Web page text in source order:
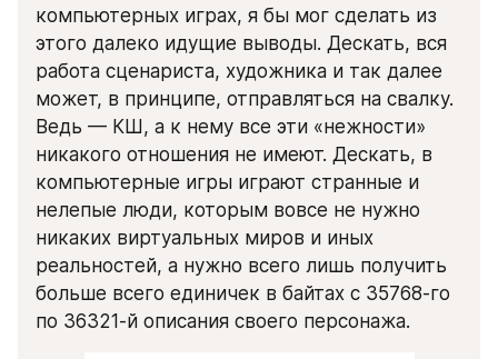
компьютерных играх, я бы мог сделать из
этого далеко идущие выводы. Дескать, вся
работа сценариста, художника и так далее
может, в принципе, отправляться на свалку.
Ведь — КШ, а к нему все эти «нежности»
никакого отношения не имеют. Дескать, в
компьютерные игры играют странные и
нелепые люди, которым вовсе не нужно
никаких виртуальных миров и иных
реальностей, а нужно всего лишь получить
больше всего единичек в байтах с 35768-го
по 36321-й описания своего персонажа.